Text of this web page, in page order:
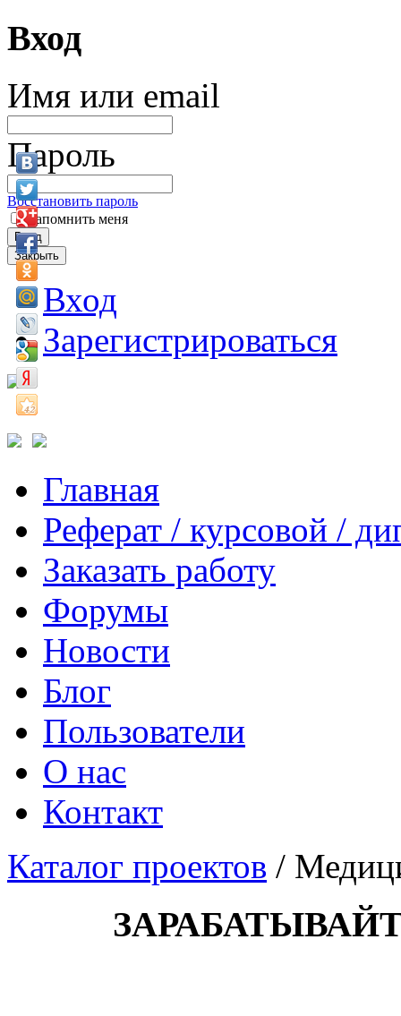
Вход
Имя или email
Пароль
Восстановить пароль
Запомнить меня
Вход
Закрыть
Вход
Зарегистрироваться
Главная
Реферат / курсовой /
Заказать работу
Форумы
Новости
Блог
Пользователи
О нас
Контакт
Каталог проектов /